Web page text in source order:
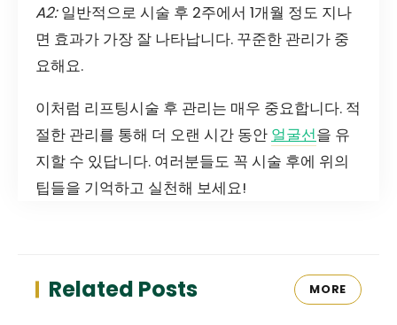
A2:일반적으로 시술 후 2주에서 1개월 정도 지나
면 효과가 가장 잘 나타납니다. 꾸준한 관리가 중
요해요.
이처럼 리프팅시술 후 관리는 매우 중요합니다. 적
절한 관리를 통해 더 오랜 시간 동안 얼굴선을 유
지할 수 있답니다. 여러분들도 꼭 시술 후에 위의
팁들을 기억하고 실천해 보세요!
Related Posts MORE